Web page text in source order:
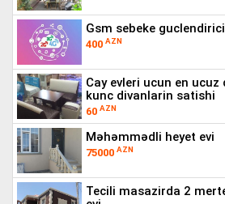
gsm sebeke guclendirici
400 AZN
cay evleri ucun en ucuz qiymetlerle divanlar
kunc divanlarin satishi
60 AZN
məhəmmədli heyet evi
75000 AZN
tecili masazirda 2 mertebeli ela temirli heyet